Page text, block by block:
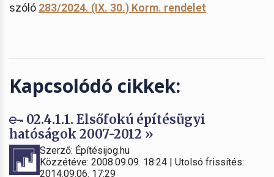
szóló 283/2024. (IX. 30.) Korm. rendelet
Kapcsolódó cikkek:
02.4.1.1. Elsőfokú építésügyi
hatóságok 2007-2012 »
Szerző: Építésijog.hu
Közzétéve: 2008.09.09. 18:24 | Utolsó frissítés:
2014.09.06. 17:29